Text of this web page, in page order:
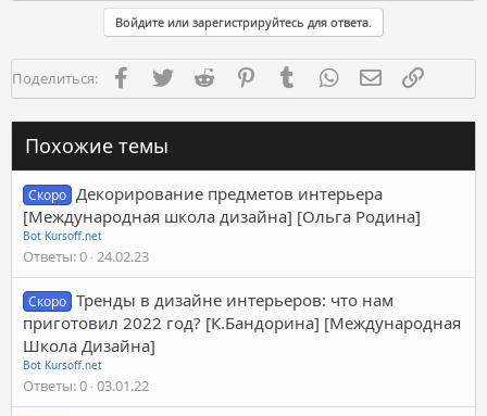
Войдите или зарегистрируйтесь для ответа.
Поделиться: FacebookTwitter Reddit PinterestTumblr WhatsAppЭлектронная
Похожие темы
Скоро Декорирование предметов интерьера
[Международная школа дизайна] [Ольга Родина]
Bot Kursoff.net
Ответы 0 24.02.23
Скоро Тренды в дизайне интерьеров: что нам
приготовил 2022 год? [К.Бандорина] [Международная
Школа Дизайна]
Bot Kursoff.net
Ответы 0 03.01.22